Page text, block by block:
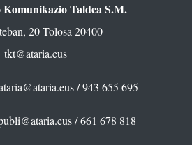
Komunikazio Taldea S.M.
20 Tolosa 20400
tkt@ataria.eus
/ 943 655 695
/ 661 678 818